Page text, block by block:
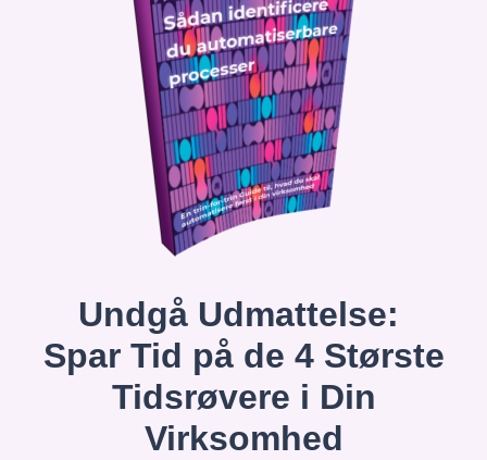
Undgå Udmattelse:
Spar Tid på de 4 Største
Tidsrøvere i Din
Virksomhed